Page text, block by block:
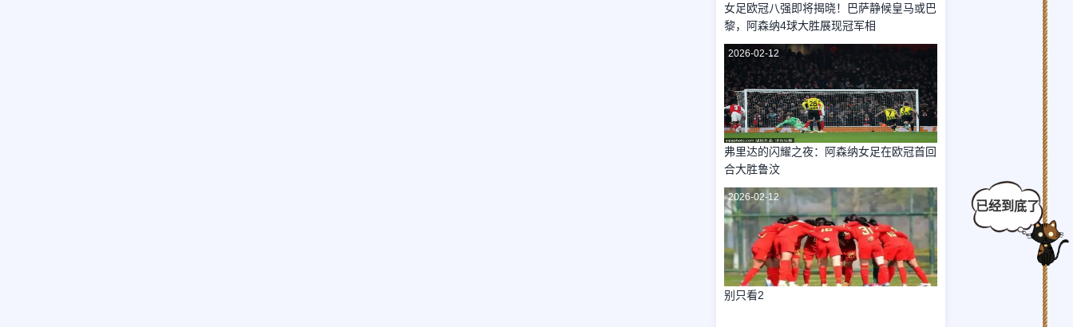
女足欧冠八强即将揭晓！巴萨静候皇马或巴
黎，阿森纳4球大胜展现冠军相
2026-02-12
弗里达的闪耀之夜：阿森纳女足在欧冠首回
合大胜鲁汶
2026-02-12
别只看2